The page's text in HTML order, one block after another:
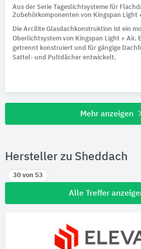
Aus der Serie Tageslichtsysteme für
Zubehörkomponenten von Kingspan Light
Die Arcilite Glasdachkonstruktion ist ein
Oberlichtsystem von Kingspan Light + Air.
getrennt konstruiert und für gängige
Sattel- und Pultdächer entwickelt.
Mehr anzeigen
Hersteller zu Sheddach
30 von 53
Alle Treffer